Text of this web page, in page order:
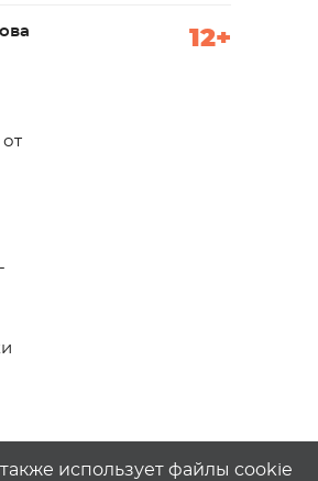
12+
использует файлы cookie